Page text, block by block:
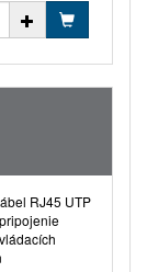
RJ45 UTP